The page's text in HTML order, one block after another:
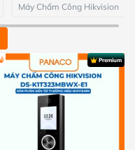
Máy Chấm Công Hikvision
Premium